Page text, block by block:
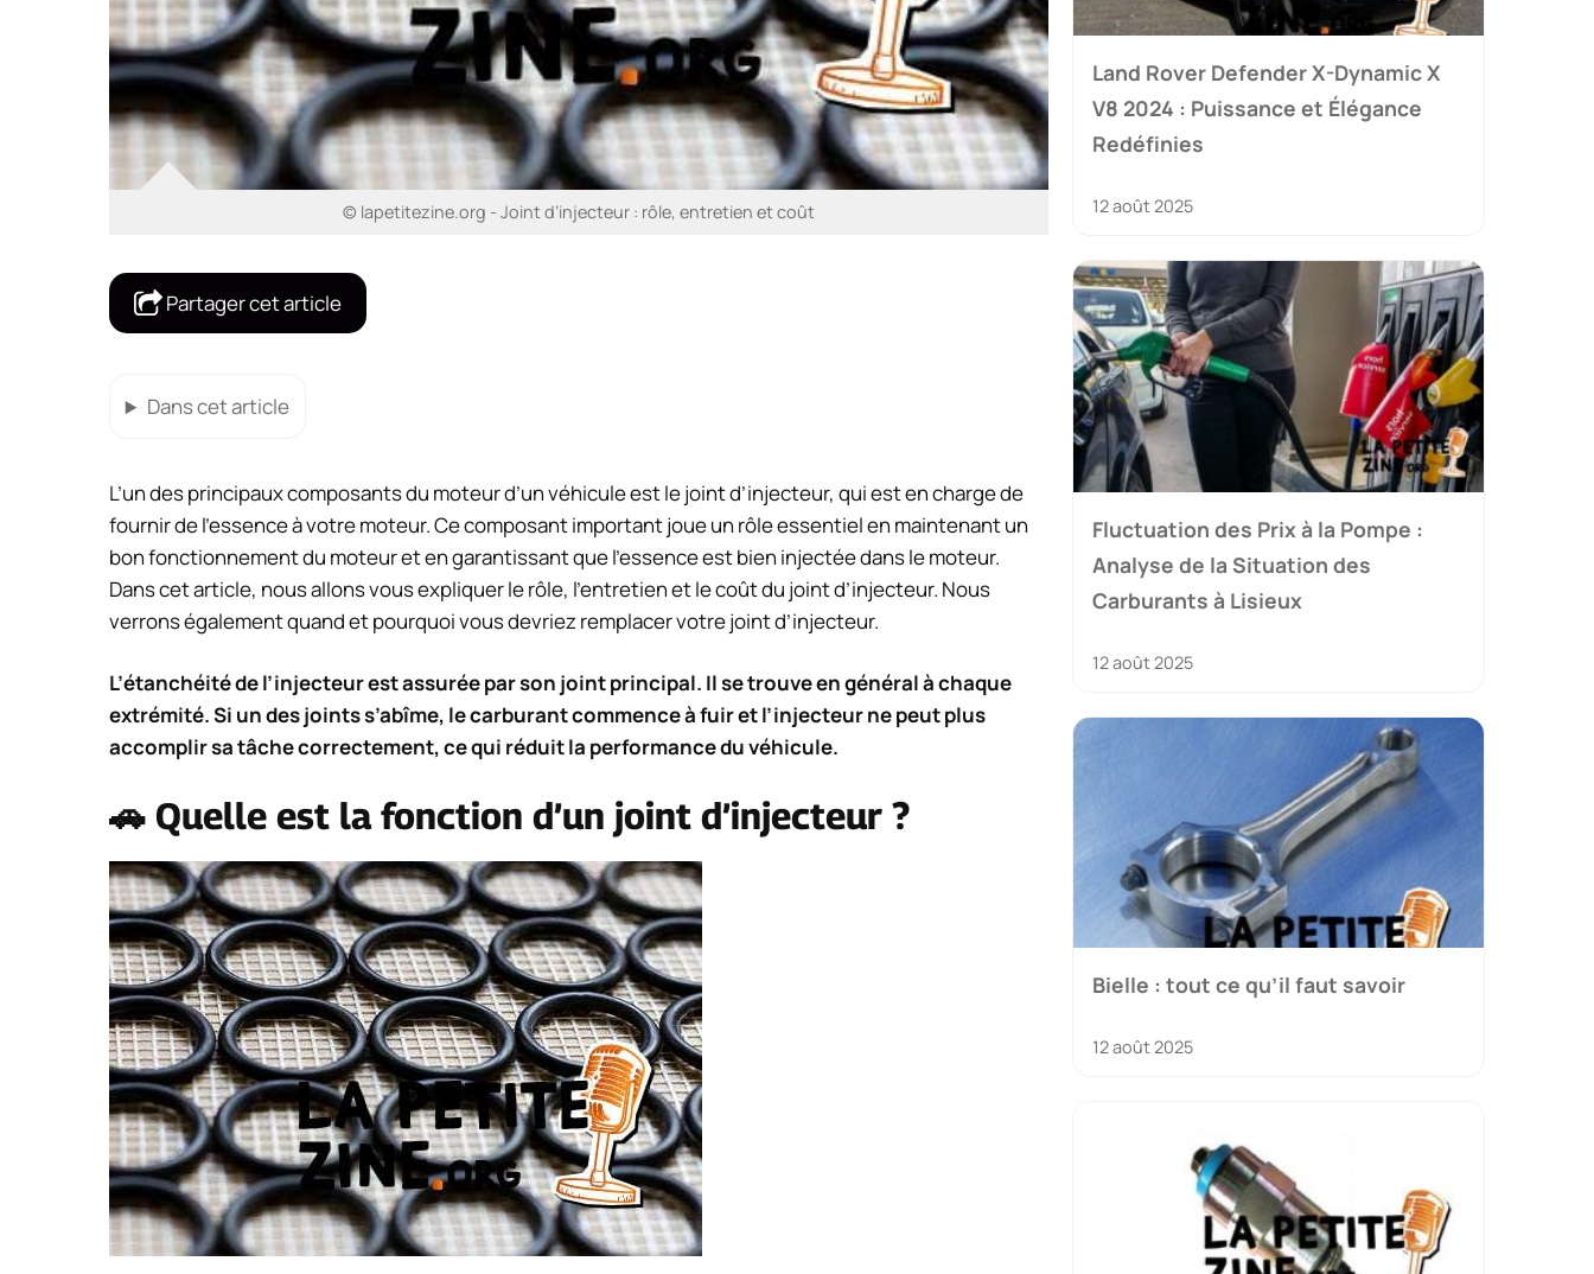
© lapetitezine.org - Joint d’injecteur : rôle, entretien et coût
Partager cet article
Dans cet article
L’un des principaux composants du moteur d’un véhicule est le joint d’injecteur, qui est en charge de
fournir de l’essence à votre moteur. Ce composant important joue un rôle essentiel en maintenant un
bon fonctionnement du moteur et en garantissant que l’essence est bien injectée dans le moteur.
Dans cet article, nous allons vous expliquer le rôle, l’entretien et le coût du joint d’injecteur. Nous
verrons également quand et pourquoi vous devriez remplacer votre joint d’injecteur.
L’étanchéité de l’injecteur est assurée par son joint principal. Il se trouve en général à chaque
extrémité. Si un des joints s’abîme, le carburant commence à fuir et l’injecteur ne peut plus
accomplir sa tâche correctement, ce qui réduit la performance du véhicule.
🚗 Quelle est la fonction d’un joint d’injecteur ?
Land Rover Defender X-Dynamic X
V8 2024 : Puissance et Élégance
Redéfinies
12 août 2025
Fluctuation des Prix à la Pompe :
Analyse de la Situation des
Carburants à Lisieux
12 août 2025
Bielle : tout ce qu’il faut savoir
12 août 2025